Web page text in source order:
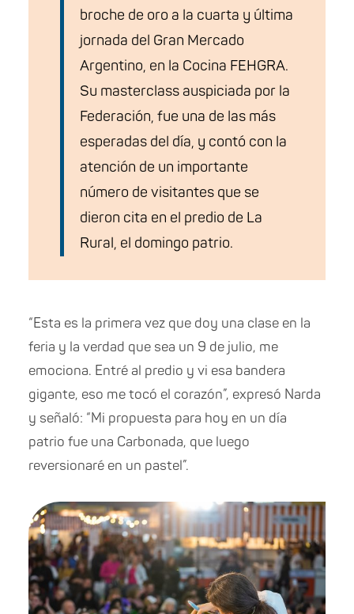
broche de oro a la cuarta y última
jornada del Gran Mercado
Argentino, en la Cocina FEHGRA.
Su masterclass auspiciada por la
Federación, fue una de las más
esperadas del día, y contó con la
atención de un importante
número de visitantes que se
dieron cita en el predio de La
Rural, el domingo patrio.
“Esta es la primera vez que doy una clase en la
feria y la verdad que sea un 9 de julio, me
emociona. Entré al predio y vi esa bandera
gigante, eso me tocó el corazón”, expresó Narda
y señaló: “Mi propuesta para hoy en un día
patrio fue una Carbonada, que luego
reversionaré en un pastel”.